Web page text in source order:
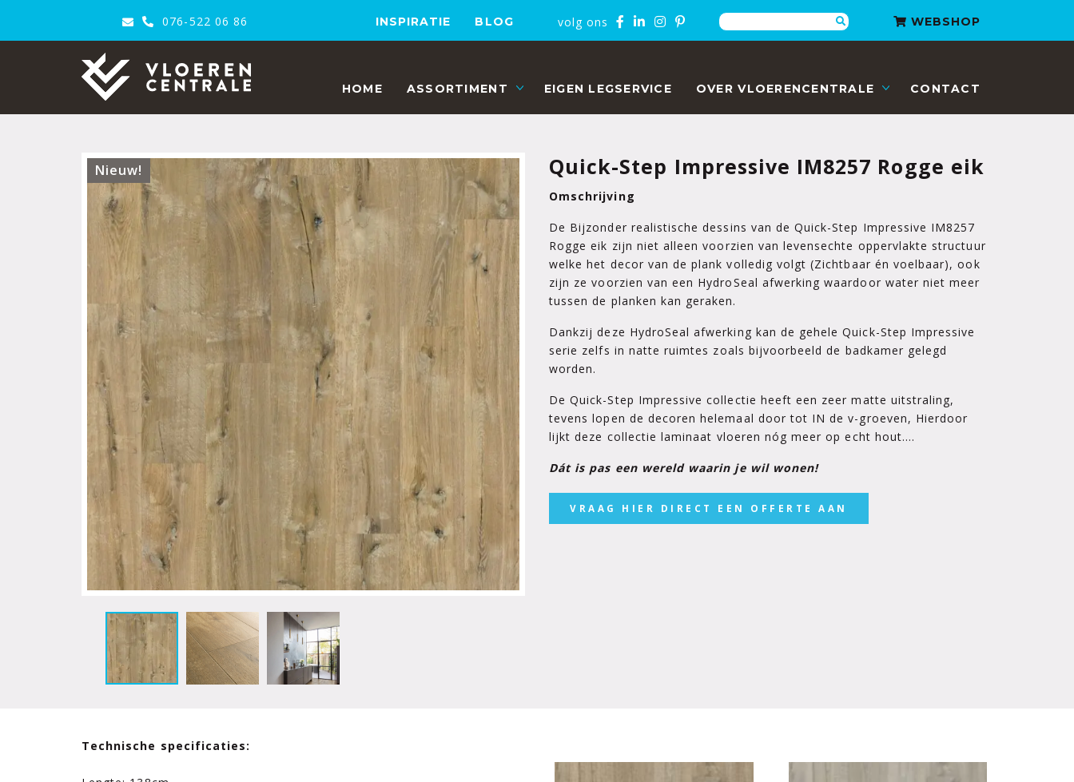
076-522 06 86 INSPIRATIE BLOG volg ons Zoeken WEBSHOP
VloerenCentrale
HOME ASSORTIMENT EIGEN LEGSERVICE OVER VLOERENCENTRALE CONTACT
Nieuw! Quick-Step Impressive IM8257 Rogge eik
Omschrijving
De Bijzonder realistische dessins van de Quick-Step Impressive IM8257
Rogge eik zijn niet alleen voorzien van levensechte oppervlakte structuur
welke het decor van de plank volledig volgt (Zichtbaar én voelbaar), ook
zijn ze voorzien van een HydroSeal afwerking waardoor water niet meer
tussen de planken kan geraken.
Dankzij deze HydroSeal afwerking kan de gehele Quick-Step Impressive
serie zelfs in natte ruimtes zoals bijvoorbeeld de badkamer gelegd
worden.
De Quick-Step Impressive collectie heeft een zeer matte uitstraling,
tevens lopen de decoren helemaal door tot IN de v-groeven, Hierdoor
lijkt deze collectie laminaat vloeren nóg meer op echt hout….
Dát is pas een wereld waarin je wil wonen!
VRAAG HIER DIRECT EEN OFFERTE AAN
Technische specificaties: